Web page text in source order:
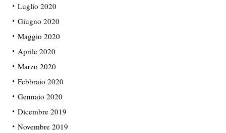
Luglio 2020
Giugno 2020
Maggio 2020
Aprile 2020
Marzo 2020
Febbraio 2020
Gennaio 2020
Dicembre 2019
Novembre 2019